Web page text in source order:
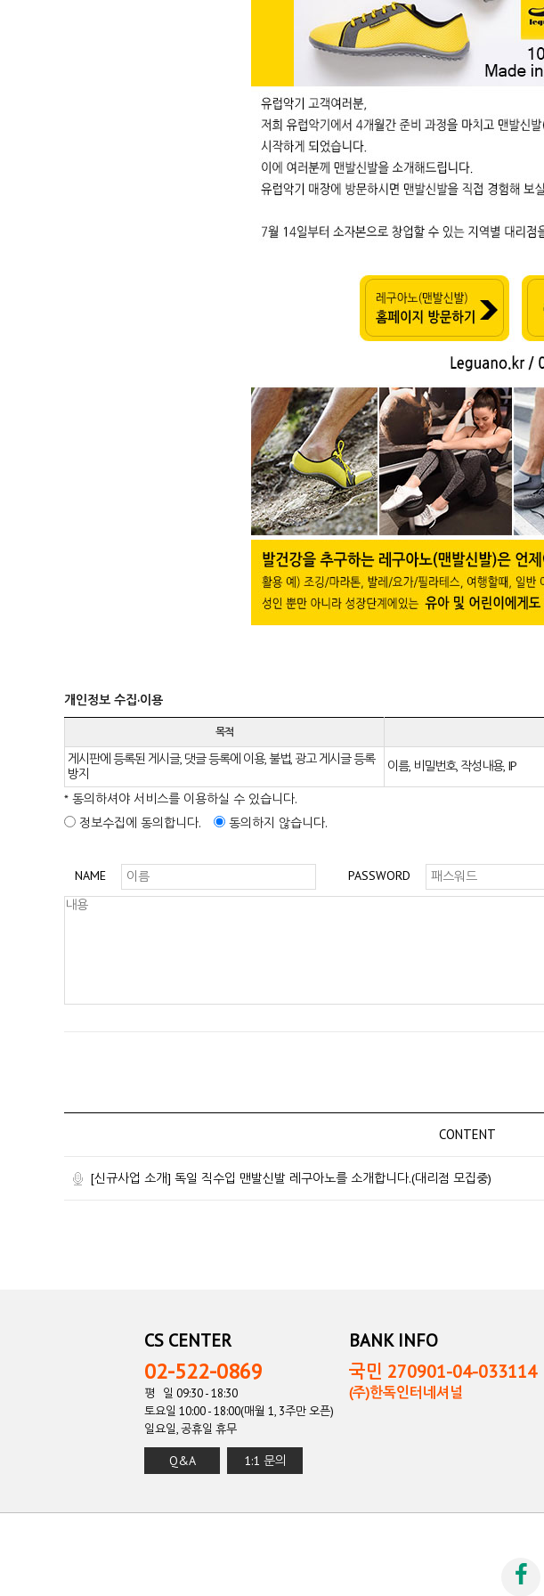
개인정보 수집·이용
목적
게시판에 등록된 게시글, 댓글 등록에 이용, 불법, 광고 게시글 등록
방지
이름, 비밀번호, 작성내용, IP
* 동의하셔야 서비스를 이용하실 수 있습니다.
정보수집에 동의합니다.
동의하지 않습니다.
NAME PASSWORD
CONTENT
[신규사업 소개] 독일 직수입 맨발신발 레구아노를 소개합니다.(대리점 모집중)
CS CENTER
02-522-0869
평 일 09:30 - 18:30
토요일 10:00 - 18:00(매월 1, 3주만 오픈)
일요일, 공휴일 휴무
Q&A 1:1 문의
BANK INFO
국민 270901-04-033114
(주)한독인터네셔널